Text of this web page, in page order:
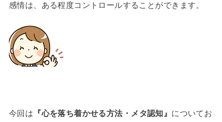
感情は、ある程度コントロールすることができます。
今回は 『心を落ち着かせる方法・メタ認知』 についてお